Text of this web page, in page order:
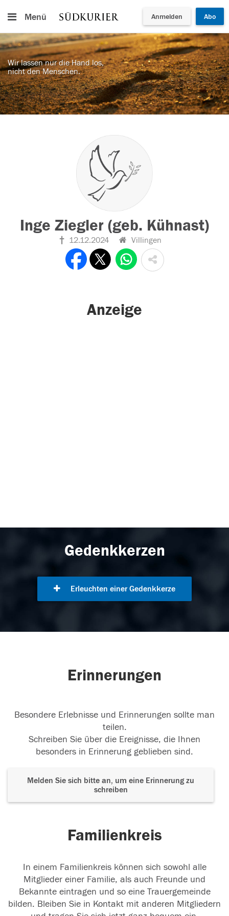
Menü Anmelden Abo
Wir lassen nur die Hand los,
nicht den Menschen.
Inge Ziegler (geb. Kühnast)
12.12.2024 Villingen
Anzeige
Gedenkkerzen
Erleuchten einer Gedenkkerze
Erinnerungen
Besondere Erlebnisse und Erinnerungen sollte man
teilen.
Schreiben Sie über die Ereignisse, die Ihnen
besonders in Erinnerung geblieben sind.
Melden Sie sich bitte an, um eine Erinnerung zu
schreiben
Familienkreis
In einem Familienkreis können sich sowohl alle
Mitglieder einer Familie, als auch Freunde und
Bekannte eintragen und so eine Trauergemeinde
bilden. Bleiben Sie in Kontakt mit anderen Mitgliedern